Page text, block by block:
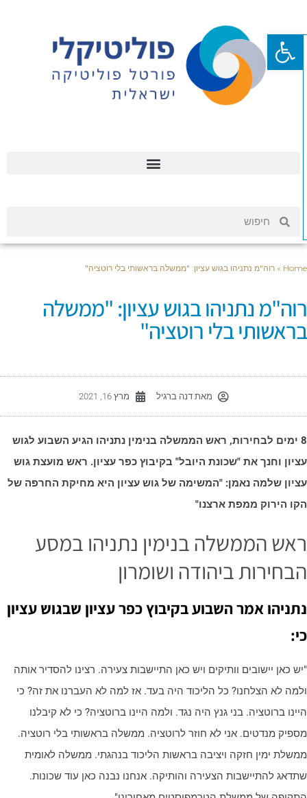
»רוה"מ נתניהו בגוש עציון: "ממשלה בראשותי בלי רוטציה"
נתניהו בגוש עציון: "ממשלה
בלי רוטציה"
מאתדנה ברגיל מרץ 16, 2021
8 ימים לבחירות, ראש הממשלה בנימין נתניהו הגיע השבוע לגוש
וחנך את "שכונת היובל" בקיבוץ כפר עציון. ראש מועצת גוש
שלמה נאמן: "המשימה של גוש עציון היא מחיקת החרפה של
הירוק ממפת ארצנו"
הממשלה בנימין נתניהו במסע
ביהודה ושומרון
אמר השבוע בקיבוץ כפר עציון שבגוש עציון
כאן יישובים וותיקים ויש כאן התיישבות צעירה. רצינו להסדיר אותה
לא הצלחנו? כל הליכוד היה בעד. אז למה לא העברנו את זה? כי
ברוטציה. בני גנץ היה נגד. ולמה היינו ברוטציה? כי לא קיבלנו
מנדטים. אני לא חוזר לרוטציה. ממשלה בראשותי בלי רוטציה.
ימין חזקה ויציבה בראשות הליכוד בנהגתי. ממשלה לאומית
להתיישבות הצעירה והותיקה. אנחנו נבנה כאן עוד שכונות.
פתח סרגל נגישות